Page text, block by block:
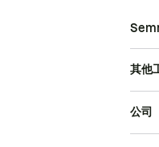
其他
公司